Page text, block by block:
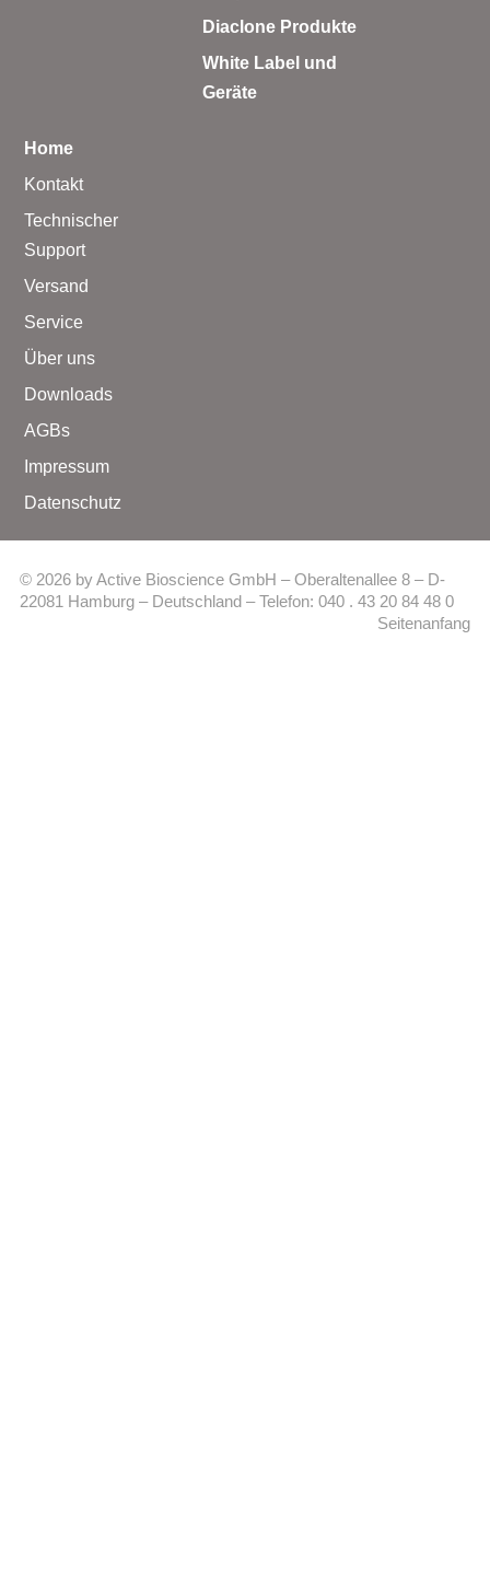
Diaclone Produkte
White Label und
Geräte
Home
Kontakt
Technischer
Support
Versand
Service
Über uns
Downloads
AGBs
Impressum
Datenschutz
© 2026 by Active Bioscience GmbH – Oberaltenallee 8 – D-
22081 Hamburg – Deutschland – Telefon: 040 . 43 20 84 48 0
Seitenanfang